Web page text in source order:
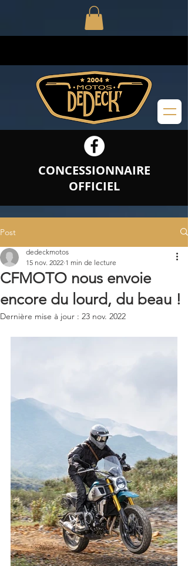
CONCESSIONNAIRE
OFFICIEL
Post
CFMOTO nous envoie
encore du lourd, du beau !
dedeckmotos
15 nov. 2022 1 min de lecture
Dernière mise à jour : 23 nov. 2022